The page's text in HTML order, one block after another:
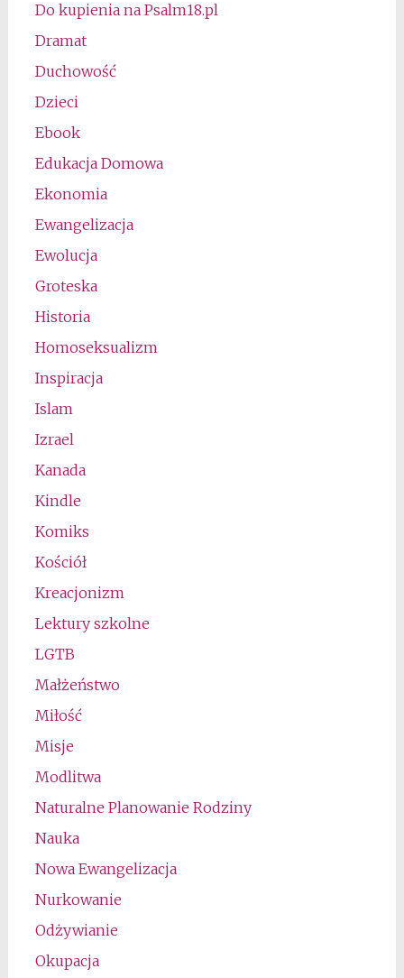
Do kupienia na Psalm18.pl
Dramat
Duchowość
Dzieci
Ebook
Edukacja Domowa
Ekonomia
Ewangelizacja
Ewolucja
Groteska
Historia
Homoseksualizm
Inspiracja
Islam
Izrael
Kanada
Kindle
Komiks
Kościół
Kreacjonizm
Lektury szkolne
LGTB
Małżeństwo
Miłość
Misje
Modlitwa
Naturalne Planowanie Rodziny
Nauka
Nowa Ewangelizacja
Nurkowanie
Odżywianie
Okupacja